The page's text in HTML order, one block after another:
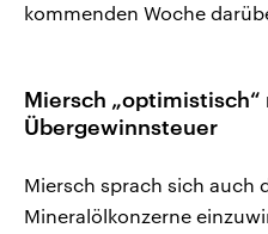
kommenden Woche
Miersch
Übergewinnsteuer
Miersch sprach sich auch
Mineralölkonzerne